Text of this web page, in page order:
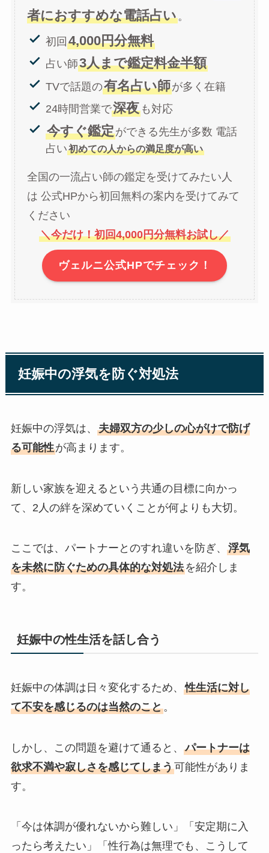
者におすすめな電話占い。
初回4,000円分無料
占い師3人まで鑑定料金半額
TVで話題の有名占い師が多く在籍
24時間営業で深夜 も対応
今すぐ鑑定ができる先生が多数 電話
占い初めての人からの満足度が高い
全国の一流占い師の鑑定を受けてみたい人
は 公式HPから初回無料の案内を受けてみて
ください
＼今だけ！初回4,000円分無料お試し／
ヴェルニ公式HPでチェック！
妊娠中の浮気を防ぐ対処法
妊娠中の浮気は、 夫婦双方の少しの心がけで防げ
る可能性が高まります。
新しい家族を迎えるという共通の目標に向かっ
て、2人の絆を深めていくことが何よりも大切。
ここでは、パートナーとのすれ違いを防ぎ、 浮気
を未然に防ぐための具体的な対処法を紹介しま
す。
妊娠中の性生活を話し合う
妊娠中の体調は日々変化するため、 性生活に対し
て不安を感じるのは当然のこと。
しかし、この問題を避けて通ると、 パートナーは
欲求不満や寂しさを感じてしまう可能性がありま
す。
「今は体調が優れないから難しい」「安定期に入
ったら考えたい」「性行為は無理でも、こうして